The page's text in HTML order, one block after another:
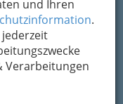
und Ihren
.
Verarbeitungen
– zu
Ergänzung
Suche nach